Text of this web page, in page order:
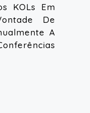
KOLs Em
De
A